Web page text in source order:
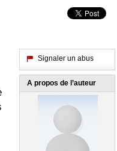
Signaler un abus
A propos de l’auteur